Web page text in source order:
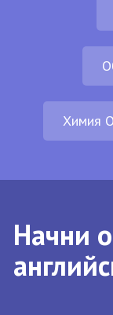
Химия
Начни